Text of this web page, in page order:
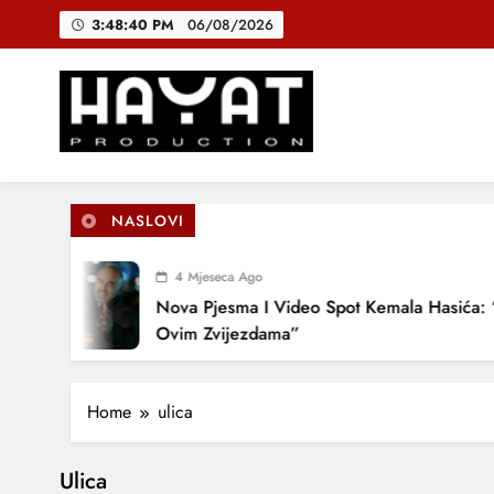
3:48:41 PM 06/08/2026
Hayat Production
Promocija domaće muzike
NASLOVI
4 Mjeseca Ago
Nova Pjesma I Video Spot Kemala Hasića:
Ovim Zvijezdama”
Home ulica
Ulica